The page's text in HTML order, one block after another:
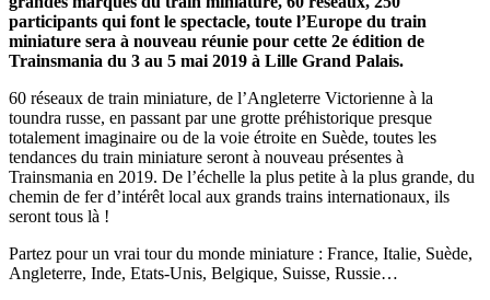
participants qui font le spectacle, toute l’Europe du train
miniature sera à nouveau réunie pour cette 2e édition de
Trainsmania du 3 au 5 mai 2019 à Lille Grand Palais.
60 réseaux de train miniature, de l’Angleterre Victorienne à la
toundra russe, en passant par une grotte préhistorique presque
totalement imaginaire ou de la voie étroite en Suède, toutes les
tendances du train miniature seront à nouveau présentes à
Trainsmania en 2019. De l’échelle la plus petite à la plus grande, du
chemin de fer d’intérêt local aux grands trains internationaux, ils
seront tous là !
Partez pour un vrai tour du monde miniature : France, Italie, Suède,
Angleterre, Inde, Etats-Unis, Belgique, Suisse, Russie…